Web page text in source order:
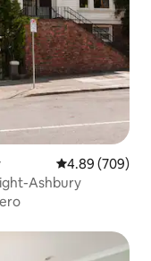
Calificación
4.89 (709)
Ashbury